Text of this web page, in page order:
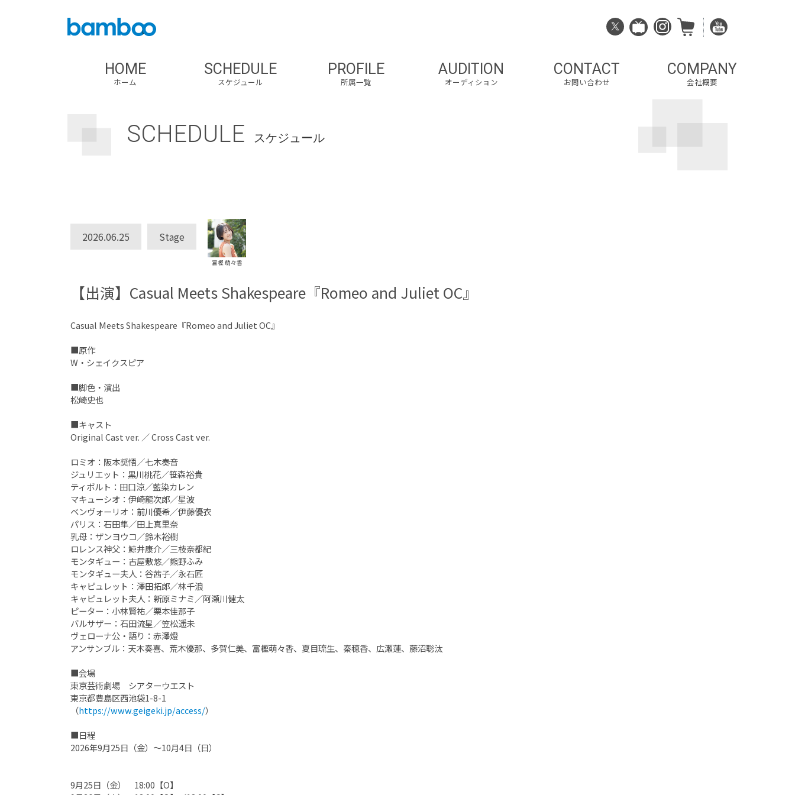
HOME
ホーム
SCHEDULE
スケジュール
PROFILE
所属一覧
AUDITION
オーディション
CONTACT
お問い合わせ
COMPANY
会社概要
SCHEDULE スケジュール
2026.06.25 Stage
富樫 萌々香
【出演】Casual Meets Shakespeare『Romeo and Juliet OC』
Casual Meets Shakespeare『Romeo and Juliet OC』
■原作
W・シェイクスピア
■脚色・演出
松崎史也
■キャスト
Original Cast ver. ／ Cross Cast ver.
ロミオ：阪本奨悟／七木奏音
ジュリエット：黒川桃花／笹森裕貴
ティボルト：田口涼／藍染カレン
マキューシオ：伊崎龍次郎／星波
ベンヴォーリオ：前川優希／伊藤優衣
パリス：石田隼／田上真里奈
乳母：ザンヨウコ／鈴木裕樹
ロレンス神父：鯨井康介／三枝奈都紀
モンタギュー：古屋敷悠／熊野ふみ
モンタギュー夫人：谷茜子／永石匠
キャピュレット：澤田拓郎／林千浪
キャピュレット夫人：新原ミナミ／阿瀬川健太
ピーター：小林賢祐／栗本佳那子
バルサザー：石田流星／笠松遥未
ヴェローナ公・語り：赤澤燈
アンサンブル：天木奏喜、荒木優那、多賀仁美、富樫萌々香、夏目琉生、秦穂香、広瀬蓮、藤沼聡汰
■会場
東京芸術劇場 シアターウエスト
東京都豊島区西池袋1-8-1
（https://www.geigeki.jp/access/）
■日程
2026年9月25日（金）～10月4日（日）
9月25日（金） 18:00【O】